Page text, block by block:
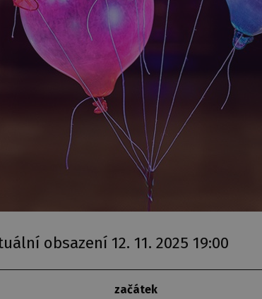
obsazení 12. 11. 2025 19:00
začátek